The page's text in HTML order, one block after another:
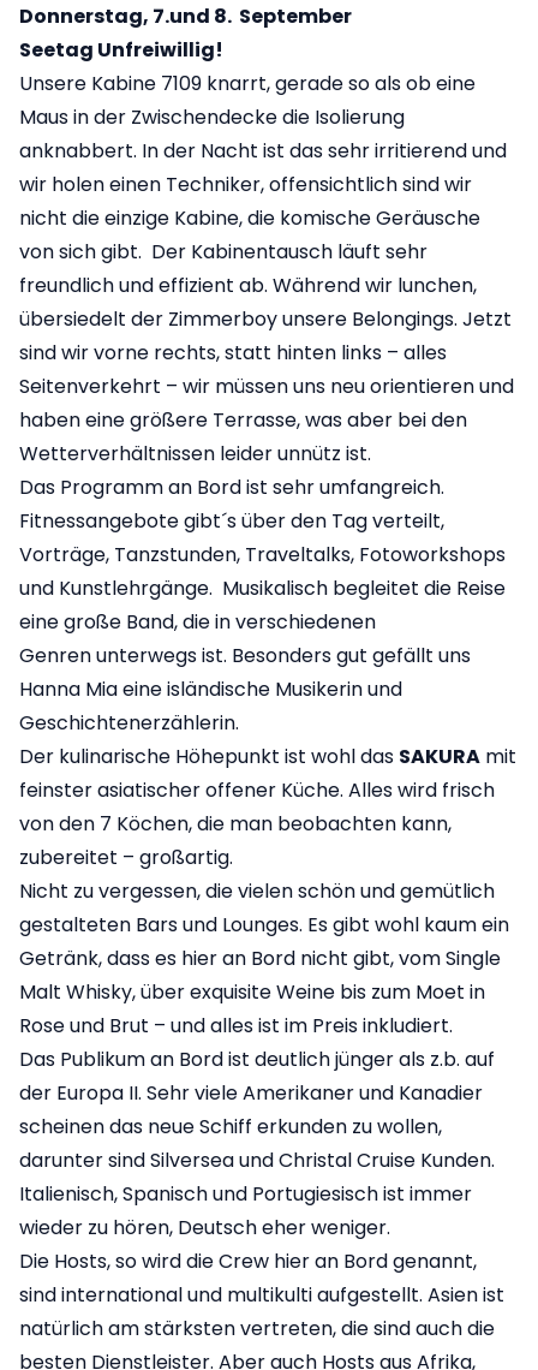
Donnerstag, 7.und 8. September
Seetag Unfreiwillig!
Unsere Kabine 7109 knarrt, gerade so als ob eine
Maus in der Zwischendecke die Isolierung
anknabbert. In der Nacht ist das sehr irritierend und
wir holen einen Techniker, offensichtlich sind wir
nicht die einzige Kabine, die komische Geräusche
von sich gibt. Der Kabinentausch läuft sehr
freundlich und effizient ab. Während wir lunchen,
übersiedelt der Zimmerboy unsere Belongings. Jetzt
sind wir vorne rechts, statt hinten links – alles
Seitenverkehrt – wir müssen uns neu orientieren und
haben eine größere Terrasse, was aber bei den
Wetterverhältnissen leider unnütz ist.
Das Programm an Bord ist sehr umfangreich.
Fitnessangebote gibt´s über den Tag verteilt,
Vorträge, Tanzstunden, Traveltalks, Fotoworkshops
und Kunstlehrgänge. Musikalisch begleitet die Reise
eine große Band, die in verschiedenen
Genren unterwegs ist. Besonders gut gefällt uns
Hanna Mia eine isländische Musikerin und
Geschichtenerzählerin.
Der kulinarische Höhepunkt ist wohl das SAKURA mit
feinster asiatischer offener Küche. Alles wird frisch
von den 7 Köchen, die man beobachten kann,
zubereitet – großartig.
Nicht zu vergessen, die vielen schön und gemütlich
gestalteten Bars und Lounges. Es gibt wohl kaum ein
Getränk, dass es hier an Bord nicht gibt, vom Single
Malt Whisky, über exquisite Weine bis zum Moet in
Rose und Brut – und alles ist im Preis inkludiert.
Das Publikum an Bord ist deutlich jünger als z.b. auf
der Europa II. Sehr viele Amerikaner und Kanadier
scheinen das neue Schiff erkunden zu wollen,
darunter sind Silversea und Christal Cruise Kunden.
Italienisch, Spanisch und Portugiesisch ist immer
wieder zu hören, Deutsch eher weniger.
Die Hosts, so wird die Crew hier an Bord genannt,
sind international und multikulti aufgestellt. Asien ist
natürlich am stärksten vertreten, die sind auch die
besten Dienstleister. Aber auch Hosts aus Afrika,